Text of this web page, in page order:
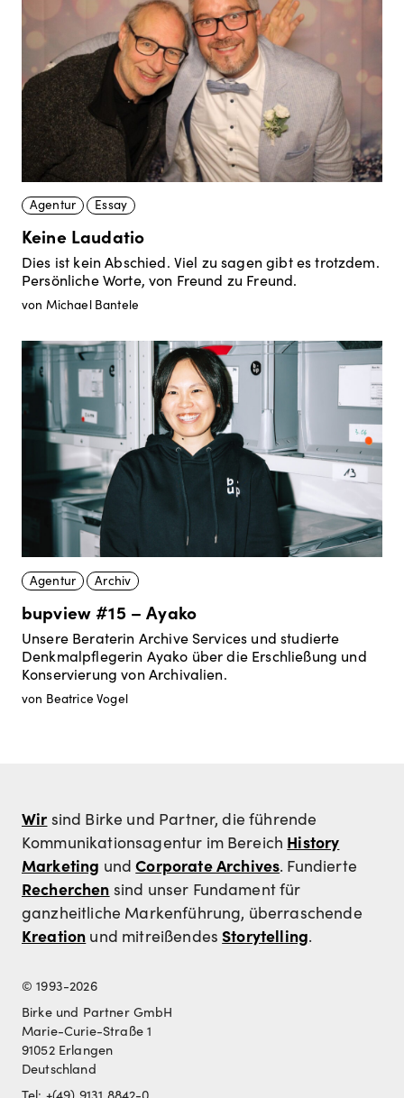
Agentur Essay
Keine Laudatio
Dies ist kein Abschied. Viel zu sagen gibt es trotzdem.
Persönliche Worte, von Freund zu Freund.
von Michael Bantele
Agentur Archiv
bupview #15 – Ayako
Unsere Beraterin Archive Services und studierte
Denkmalpflegerin Ayako über die Erschließung und
Konservierung von Archivalien.
von Beatrice Vogel
Wir sind Birke und Partner, die führende
Kommunikationsagentur im Bereich History
Marketing undCorporate Archives. Fundierte
Recherchen sind unser Fundament für
ganzheitliche Markenführung, überraschende
Kreation und mitreißendes Storytelling.
© 1993-2026
Birke und Partner GmbH
Marie-Curie-Straße 1
91052 Erlangen
Deutschland
Tel: +(49) 9131 8842-0